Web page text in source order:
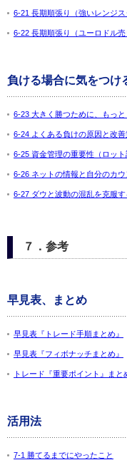
6-21 長期順張り（強いレンジス
6-22 長期順張り（ユーロドル売
負ける場合に気をつけ
6-23 大きく勝つために、もっと
6-24 よくある負けの原因と改善
6-25 資金管理の重要性（ロット
6-26 ネットの情報と自分のカ
6-27 ダウと波動の混乱を克服
７．参考
早見表、まとめ
早見表『トレード手順まとめ』
早見表『フィボナッチまとめ』
トレード『重要ポイント』まと
活用法
7-1 勝てるまでにやったこと